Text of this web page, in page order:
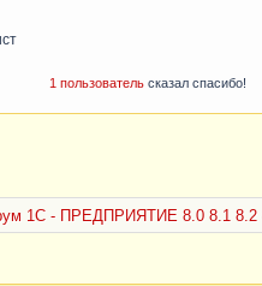
1 пользователь сказал спасибо!
1С - ПРЕДПРИЯТИЕ 8.0 8.1 8.2